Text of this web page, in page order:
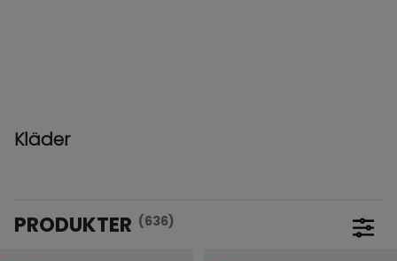
Kläder
PRODUKTER (636)